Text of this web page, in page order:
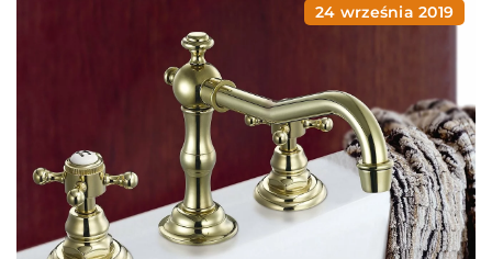
24 września 2019